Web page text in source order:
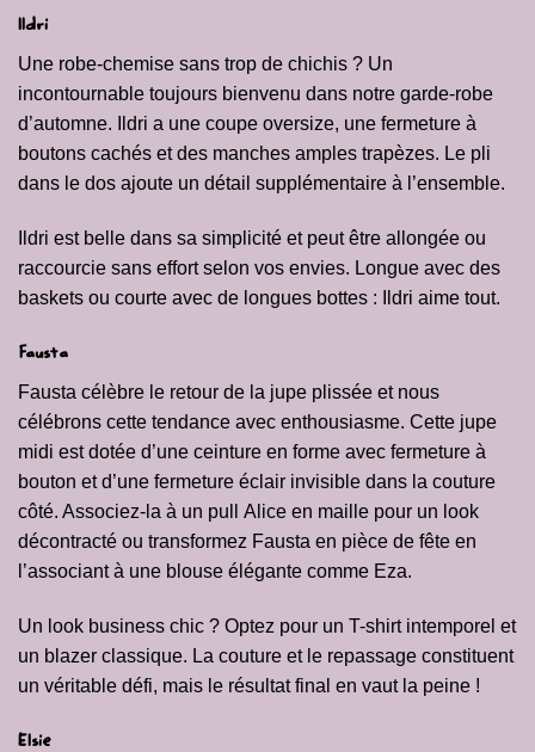
Ildri
Une robe-chemise sans trop de chichis ? Un
incontournable toujours bienvenu dans notre garde-robe
d’automne. Ildri a une coupe oversize, une fermeture à
boutons cachés et des manches amples trapèzes. Le pli
dans le dos ajoute un détail supplémentaire à l’ensemble.
Ildri est belle dans sa simplicité et peut être allongée ou
raccourcie sans effort selon vos envies. Longue avec des
baskets ou courte avec de longues bottes : Ildri aime tout.
Fausta
Fausta célèbre le retour de la jupe plissée et nous
célébrons cette tendance avec enthousiasme. Cette jupe
midi est dotée d’une ceinture en forme avec fermeture à
bouton et d’une fermeture éclair invisible dans la couture
côté. Associez-la à un pull Alice en maille pour un look
décontracté ou transformez Fausta en pièce de fête en
l’associant à une blouse élégante comme Eza.
Un look business chic ? Optez pour un T-shirt intemporel et
un blazer classique. La couture et le repassage constituent
un véritable défi, mais le résultat final en vaut la peine !
Elsie